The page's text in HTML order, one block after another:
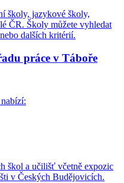
školy, jazykové školy,
ČR. Školy můžete vyhledat
dalších kritérií.
práce v Táboře
škol a učilišť včetně expozic
v Českých Budějovicích.